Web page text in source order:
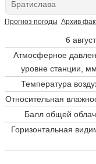
Прогноз погоды Архив
6
Атмосферное
уровне станции, мм
Температура
Относительная
Балл общей
Горизонтальная